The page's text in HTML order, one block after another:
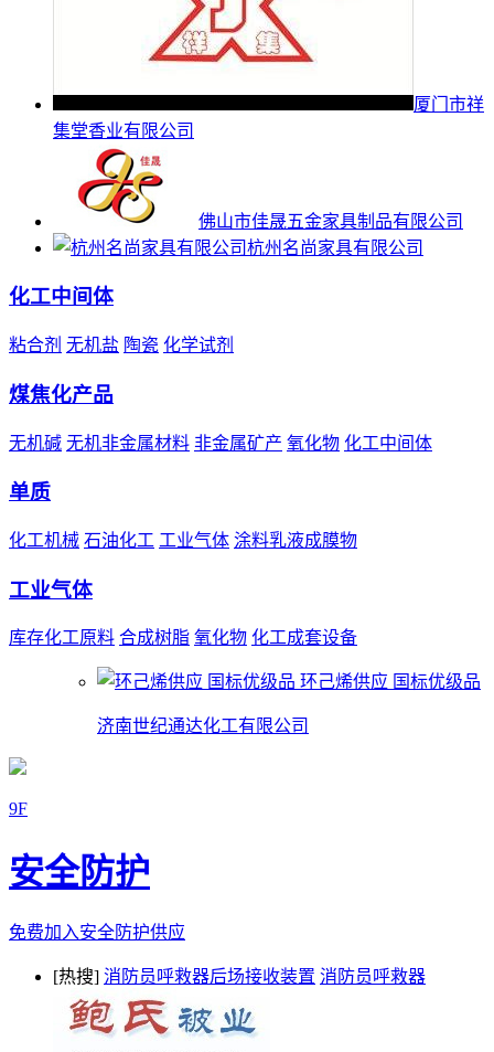
厦门市祥
集堂香业有限公司
佛山市佳晟五金家具制品有限公司
杭州名尚家具有限公司
化工中间体
粘合剂 无机盐 陶瓷 化学试剂
煤焦化产品
无机碱 无机非金属材料 非金属矿产 氧化物 化工中间体
单质
化工机械 石油化工 工业气体 涂料乳液成膜物
工业气体
库存化工原料 合成树脂 氧化物 化工成套设备
环己烯供应 国标优级品
济南世纪通达化工有限公司
9F
安全防护
免费加入安全防护供应
[热搜] 消防员呼救器后场接收装置 消防员呼救器